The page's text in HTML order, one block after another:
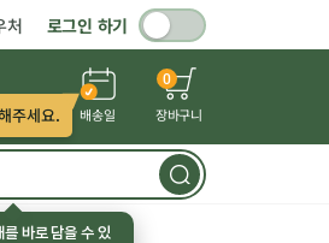
처 로그인 하기
배송일
주세요.
0
장바구니
바로 담을 수 있